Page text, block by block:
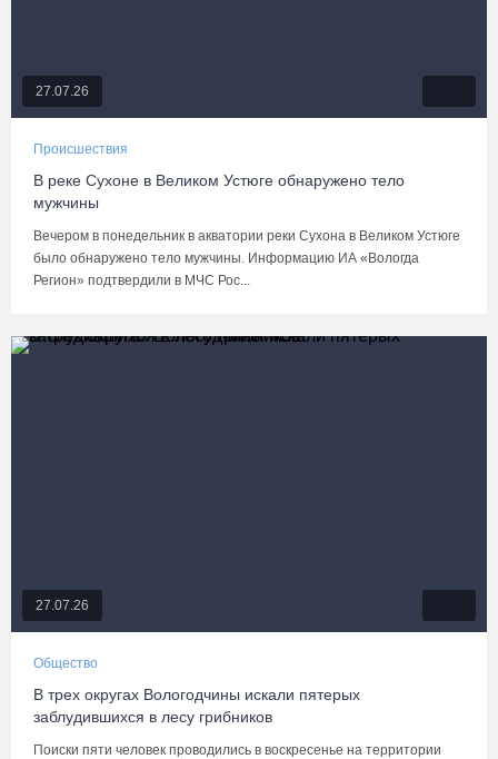
27.07.26
Происшествия
В реке Сухоне в Великом Устюге обнаружено тело
мужчины
Вечером в понедельник в акватории реки Сухона в Великом Устюге
было обнаружено тело мужчины. Информацию ИА «Вологда
Регион» подтвердили в МЧС Рос...
27.07.26
Общество
В трех округах Вологодчины искали пятерых
заблудившихся в лесу грибников
Поиски пяти человек проводились в воскресенье на территории